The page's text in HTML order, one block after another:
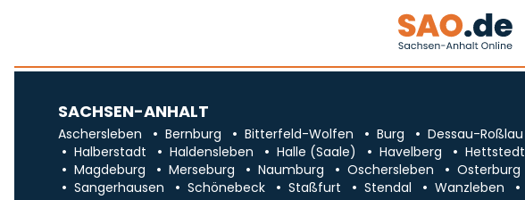
SACHSEN-ANHALT
Aschersleben Bernburg Bitterfeld-Wolfen Burg Dessau-Roßlau
Halberstadt
Haldensleben Halle (Saale) Havelberg Hettstedt
Magdeburg
Merseburg Naumburg Oschersleben Osterburg
Sangerhausen
Schönebeck Staßfurt Stendal Wanzleben